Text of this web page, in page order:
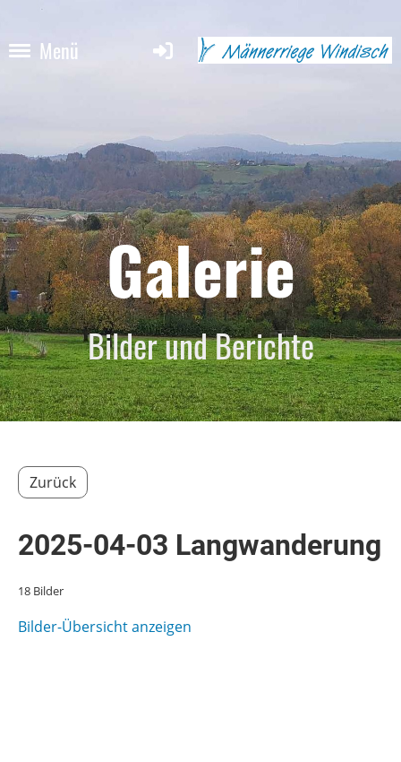
Menü
Galerie
Bilder und Berichte
Zurück
2025-04-03 Langwanderung
18 Bilder
Bilder-Übersicht anzeigen